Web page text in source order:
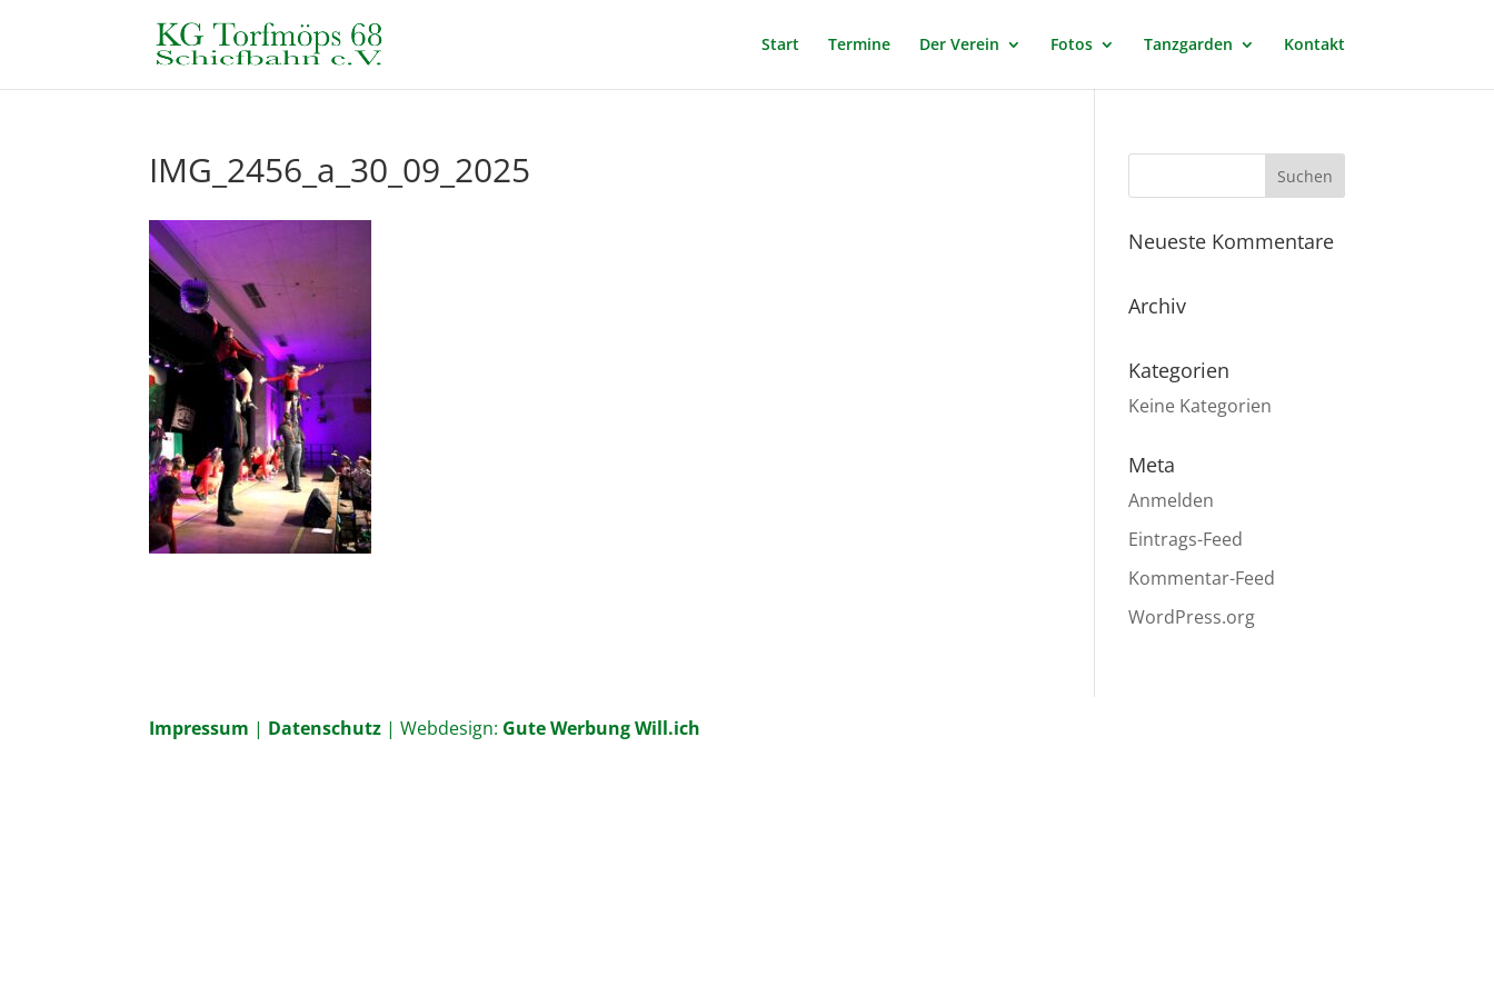
Start Termine Der Verein Fotos Tanzgarden Kontakt
IMG_2456_a_30_09_2025
Neueste Kommentare
Archiv
Kategorien
Keine Kategorien
Meta
Anmelden
Eintrags-Feed
Kommentar-Feed
WordPress.org
Impressum | Datenschutz | Webdesign: Gute Werbung Will.ich